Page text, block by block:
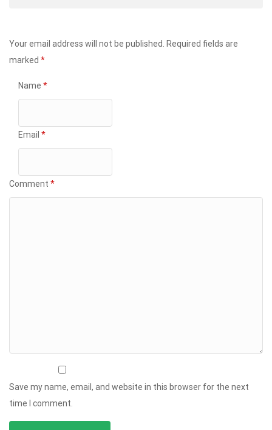
Your email address will not be published. Required fields are
marked *
Name *
Email *
Comment *
Save my name, email, and website in this browser for the next
time I comment.